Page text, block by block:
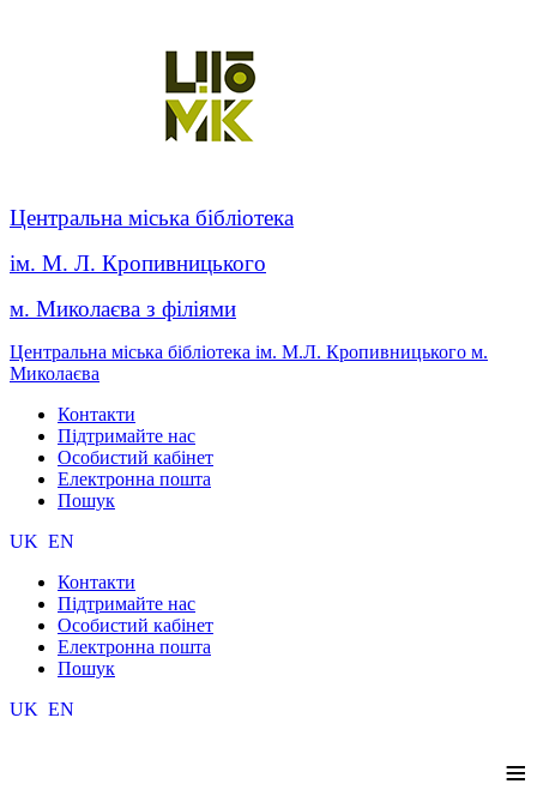
Центральна міська бібліотека
ім. М. Л. Кропивницького
м. Миколаєва з філіями
Центральна міська бібліотека ім. М.Л. Кропивницького м.
Миколаєва
Контакти
Підтримайте нас
Особистий кабінет
Електронна пошта
Пошук
UK EN
Контакти
Підтримайте нас
Особистий кабінет
Електронна пошта
Пошук
UK EN
≡